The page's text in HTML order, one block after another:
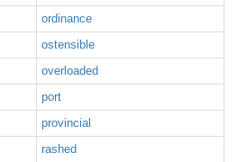
ordinance
ostensible
overloaded
port
provincial
rashed